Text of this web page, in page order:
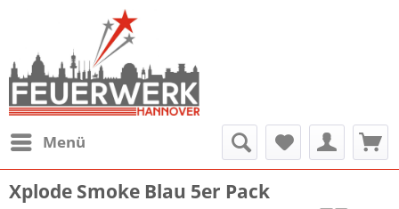
Menü
Xplode Smoke Blau 5er Pack